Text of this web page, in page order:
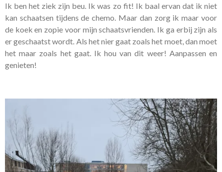
Ik ben het ziek zijn beu. Ik was zo fit! Ik baal ervan dat ik niet
kan schaatsen tijdens de chemo. Maar dan zorg ik maar voor
de koek en zopie voor mijn schaatsvrienden. Ik ga erbij zijn als
er geschaatst wordt. Als het nier gaat zoals het moet, dan moet
het maar zoals het gaat. Ik hou van dit weer! Aanpassen en
genieten!